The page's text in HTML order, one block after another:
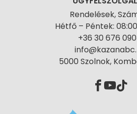
Rendelések,
Hétfő – Péntek:
+36 30 676
5000 Szolnok,